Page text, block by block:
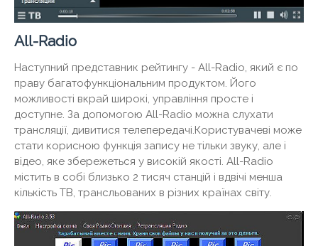
All-Radio
Наступний представник рейтингу - All-Radio, який є по
праву багатофункціональним продуктом. Його
можливості вкрай широкі, управління просте і
доступне. За допомогою All-Radio можна слухати
трансляції, дивитися телепередачі.Користувачеві може
стати корисною функція запису не тільки звуку, але і
відео, яке збережеться у високій якості. All-Radio
містить в собі близько 2 тисяч станцій і вдвічі менша
кількість ТВ, трансльованих в різних країнах світу.